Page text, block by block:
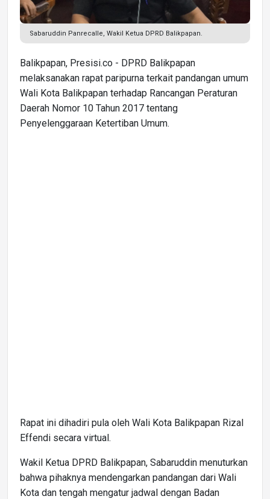
Sabaruddin Panrecalle, Wakil Ketua DPRD Balikpapan.
Balikpapan, Presisi.co - DPRD Balikpapan
melaksanakan rapat paripurna terkait pandangan umum
Wali Kota Balikpapan terhadap Rancangan Peraturan
Daerah Nomor 10 Tahun 2017 tentang
Penyelenggaraan Ketertiban Umum.
Rapat ini dihadiri pula oleh Wali Kota Balikpapan Rizal
Effendi secara virtual.
Wakil Ketua DPRD Balikpapan, Sabaruddin menuturkan
bahwa pihaknya mendengarkan pandangan dari Wali
Kota dan tengah mengatur jadwal dengan Badan